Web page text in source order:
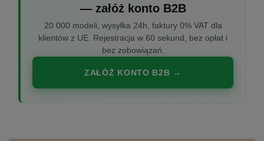
— załóż konto B2B
20 000 modeli, wysyłka 24h, faktury 0% VAT dla
klientów z UE. Rejestracja w 60 sekund, bez opłat i
bez zobowiązań.
ZAŁÓŻ KONTO B2B →